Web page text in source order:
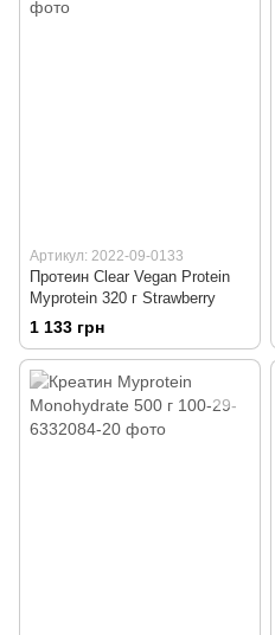
Артикул: 2022-09-0133
Протеин Clear Vegan Protein
Myprotein 320 г Strawberry
1 133 грн